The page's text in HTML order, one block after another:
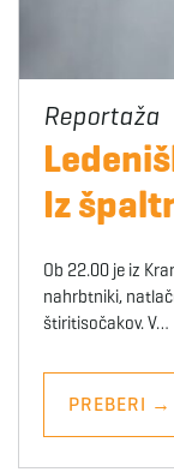
Iz
Ob 22.00 je iz
nahrbtniki,
štiritisočakov. V…
PREBERI →